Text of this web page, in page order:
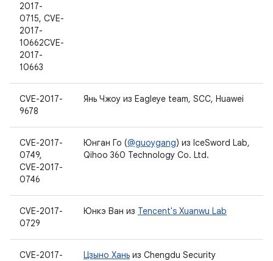
2017-
0715, CVE-
2017-
10662CVE-
2017-
10663
CVE-2017-
9678
Янь Чжоу из Eagleye team, SCC, Huawei
CVE-2017-
0749,
CVE-2017-
0746
Юнган Го (@guoygang) из IceSword Lab,
Qihoo 360 Technology Co. Ltd.
CVE-2017-
0729
Юнкэ Ван из Tencent's Xuanwu Lab
CVE-2017-
Цзыно Хань из Chengdu Security